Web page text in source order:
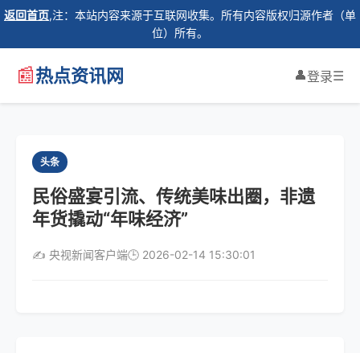
返回首页,注：本站内容来源于互联网收集。所有内容版权归源作者（单
位）所有。
📰热点资讯网 👤登录☰
头条
民俗盛宴引流、传统美味出圈，非遗
年货撬动“年味经济”
✍️ 央视新闻客户端🕒 2026-02-14 15:30:01